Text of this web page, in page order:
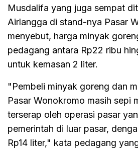
Musdalifa yang juga sempat
Airlangga di stand-nya Pasar
menyebut, harga minyak
pedagang antara Rp22 ribu
untuk kemasan 2 liter.
"Pembeli minyak goreng dan
Pasar Wonokromo masih sepi
terserap oleh operasi pasar
pemerintah di luar pasar,
Rp14 liter," kata pedagang